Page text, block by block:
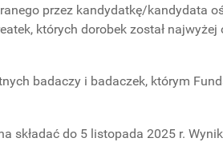
przez kandydatkę/kandydata
których dorobek został najwyżej
badaczy i badaczek, którym
składać do 5 listopada 2025 r.